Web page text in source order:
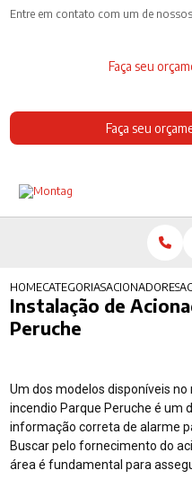
Entre em contato com um de
Faça seu
Faça seu
HOMECATEGORIASACIONADORES
Instalação de
Peruche
Um dos modelos disponíveis
incendio Parque Peruche é um
informação correta de alarme
Buscar pelo fornecimento do
área é fundamental para